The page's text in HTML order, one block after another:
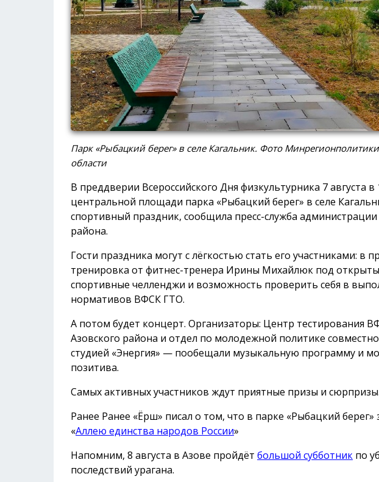
Парк «Рыбацкий берег» в селе Кагальник. Фото
области
В преддверии Всероссийского Дня физкультурника 7 августа в
центральной площади парка «Рыбацкий берег» в селе
спортивный праздник, сообщила пресс-служба администрации
района.
Гости праздника могут с лёгкостью стать его участниками: в
тренировка от фитнес-тренера Ирины Михайлюк под
спортивные челленджи и возможность проверить себя в
нормативов ВФСК ГТО.
А потом будет концерт. Организаторы: Центр тестирования
Азовского района и отдел по молодежной политике
студией «Энергия» — пообещали музыкальную программу и
позитива.
Самых активных участников ждут приятные призы и
Ранее Ранее «Ёрш» писал о том, что в парке «Рыбацкий берег»
«Аллею единства народов России»
Напомним, 8 августа в Азове пройдёт большой субботник по
последствий урагана.